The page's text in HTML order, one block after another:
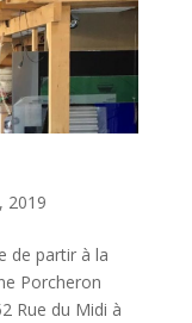
2019
de partir à la
Porcheron
Rue du Midi à